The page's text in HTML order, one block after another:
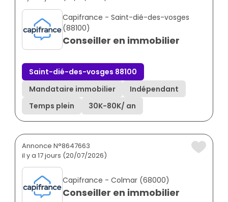
Capifrance - Saint-dié-des-vosges
(88100)
Conseiller en immobilier
Saint-dié-des-vosges 88100
Mandataire immobilier
Indépendant
Temps plein
30K-80K/ an
Annonce N°8647663
il y a 17 jours (20/07/2026)
Capifrance - Colmar (68000)
Conseiller en immobilier